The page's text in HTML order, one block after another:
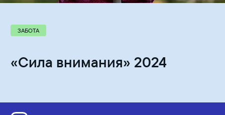
ЗАБОТА
«Сила внимания» 2024